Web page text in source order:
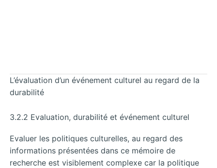
L’évaluation d’un événement culturel au regard de la
durabilité
3.2.2 Evaluation, durabilité et événement culturel
Evaluer les politiques culturelles, au regard des
informations présentées dans ce mémoire de
recherche est visiblement complexe car la politique